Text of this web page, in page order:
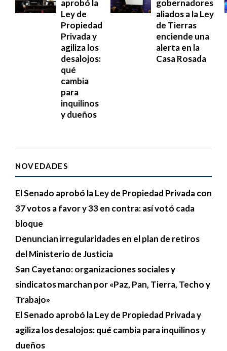
aprobó la
Ley de
Propiedad
Privada y
agiliza los
desalojos:
qué
cambia
para
inquilinos
y dueños
gobernadores
aliados a la Ley
de Tierras
enciende una
alerta en la
Casa Rosada
NOVEDADES
El Senado aprobó la Ley de Propiedad Privada con
37 votos a favor y 33 en contra: así votó cada
bloque
Denuncian irregularidades en el plan de retiros
del Ministerio de Justicia
San Cayetano: organizaciones sociales y
sindicatos marchan por «Paz, Pan, Tierra, Techo y
Trabajo»
El Senado aprobó la Ley de Propiedad Privada y
agiliza los desalojos: qué cambia para inquilinos y
dueños